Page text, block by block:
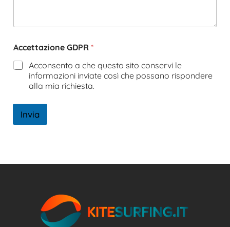
Accettazione GDPR *
Acconsento a che questo sito conservi le
informazioni inviate così che possano rispondere
alla mia richiesta.
Invia